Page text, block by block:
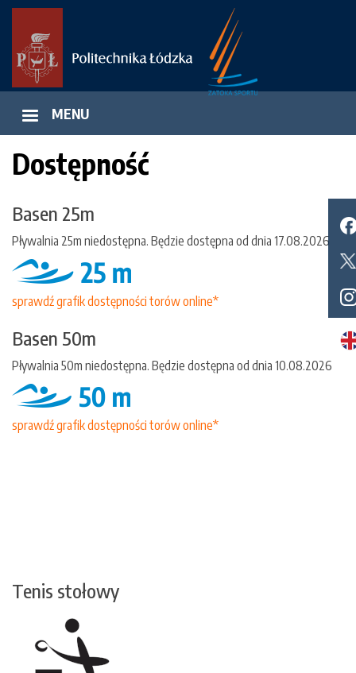
Przejdź
treści
MENU
Dostępność
Basen 25m
Pływalnia 25m niedostępna. Będzie dostępna od dnia 17.08.2026
sprawdź grafik dostępności torów online*
Basen 50m
Pływalnia 50m niedostępna. Będzie dostępna od dnia 10.08.2026
sprawdź grafik dostępności torów online*
Tenis stołowy